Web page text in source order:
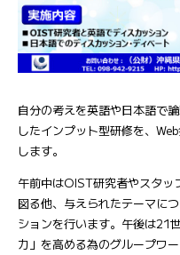
自分の考えを英語や日本語で
したインプット型研修を、
します。
午前中はOIST研究者やスタッ
図る他、与えられたテーマに
ションを行います。午後は21
力」を高める為のグループワ